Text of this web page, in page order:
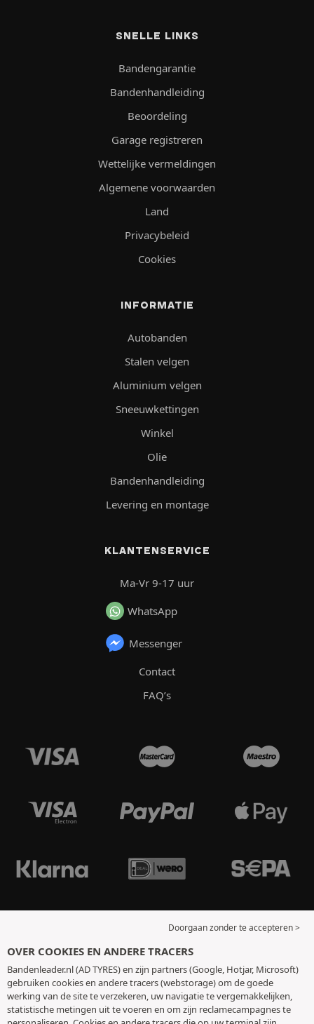
SNELLE LINKS
Bandengarantie
Bandenhandleiding
Beoordeling
Garage registreren
Wettelijke vermeldingen
Algemene voorwaarden
Land
Privacybeleid
Cookies
INFORMATIE
Autobanden
Stalen velgen
Aluminium velgen
Sneeuwkettingen
Winkel
Olie
Bandenhandleiding
Levering en montage
KLANTENSERVICE
Ma-Vr 9-17 uur
WhatsApp
Messenger
Contact
FAQ’s
Doorgaan zonder te accepteren >
OVER COOKIES EN ANDERE TRACERS
Bandenleader.nl (AD TYRES) en zijn partners (Google, Hotjar, Microsoft)
gebruiken cookies en andere tracers (webstorage) om de goede
werking van de site te verzekeren, uw navigatie te vergemakkelijken,
statistische metingen uit te voeren en om zijn reclamecampagnes te